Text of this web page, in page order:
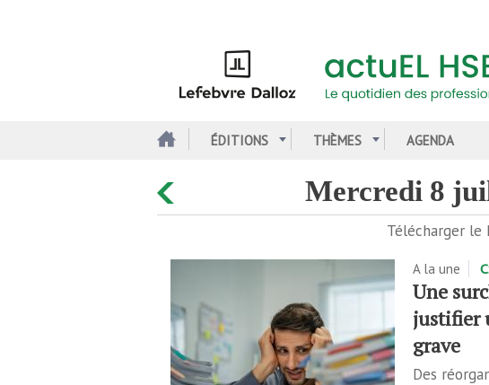
ÉDITIONS THÈMES AGENDA
mercredi 8
Télécharger le
A la une
Une
justifier
grave
Des